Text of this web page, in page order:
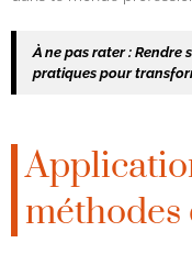
À ne pas rater : Rendre
pratiques pour
méthodes